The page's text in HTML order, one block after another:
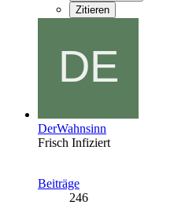
Zitieren
DerWahnsinn
Frisch Infiziert
Beiträge
246